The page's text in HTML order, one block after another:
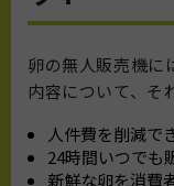
卵の無人販売機に
内容について、そ
人件費を削減で
24時間いつでも
新鮮な卵を消費